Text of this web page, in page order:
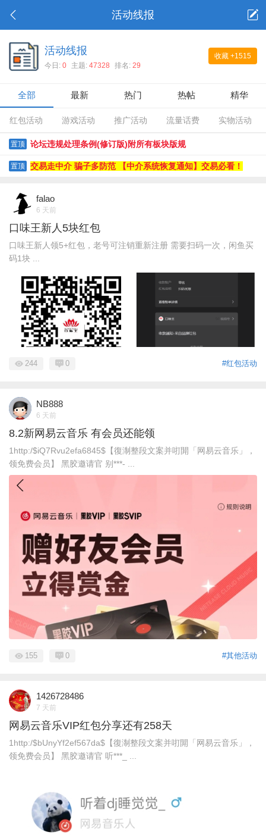
活动线报
收藏 +1515
活动线报
今日: 0 主题: 47328 排名: 29
全部 最新 热门 热帖 精华
红包活动 游戏活动 推广活动 流量话费 实物活动
置顶 论坛违规处理条例(修订版)附所有板块版规
置顶 交易走中介 骗子多防范 【中介系统恢复通知】交易必看！
falao
6 天前
口味王新人5块红包
口味王新人领5+红包，老号可注销重新注册 需要扫码一次，闲鱼买
码1块 ...
#红包活动
244 0
NB888
6 天前
8.2新网易云音乐 有会员还能领
1http:/$iQ7Rvu2efa6845$【復淛整段文案并咑閞「网易云音乐」，
领免费会员】 黑胶邀请官 别***- ...
#其他活动
155 0
1426728486
7 天前
网易云音乐VIP红包分享还有258天
1http:/$bUnyYf2ef567da$【復淛整段文案并咑閞「网易云音乐」，
领免费会员】 黑胶邀请官 听***_ ...